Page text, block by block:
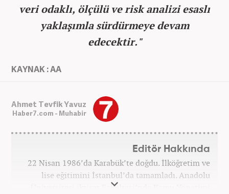
veri odaklı, ölçülü ve risk analizi esaslı
yaklaşımla sürdürmeye devam
edecektir."
KAYNAK : AA
Ahmet Tevfik Yavuz
Haber7.com - Muhabir
Editör Hakkında
22 Nisan 1986’da Karabük’te doğdu. İlköğretim ve
lise eğitimini İstanbul’da tamamladı. Anadolu
Üniversitesi iktisat Fakültesi’nde Kamu Yönetimi